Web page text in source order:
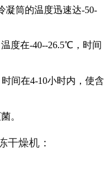
凝筒的温度迅速达-50-
度在-40--26.5℃，时间
间在4-10小时内，使含
。
燥机：